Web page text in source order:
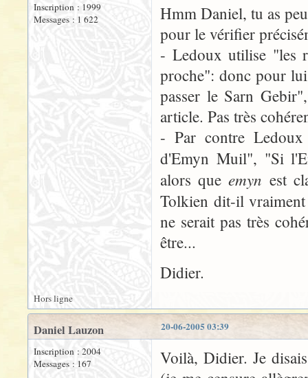
Inscription : 1999
Messages : 1 622
Hmm Daniel, tu as
pour le vérifier
- Ledoux utilise "les
proche": donc pour
passer le Sarn
article. Pas très
- Par contre
d'Emyn Muil", "Si
alors queemyn est
Tolkien dit-il
ne serait pas très
être...
Didier.
Hors ligne
20-06-2005 03:39
Daniel Lauzon
Inscription : 2004
Messages : 167
Voilà, Didier. Je